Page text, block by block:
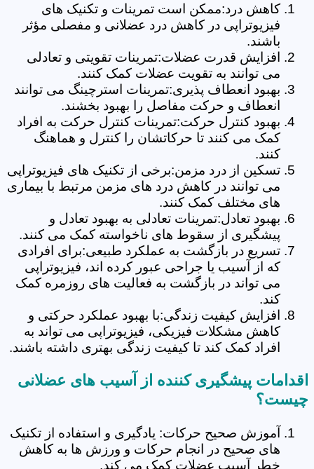
کاهش درد:ممکن است تمرینات و تکنیک های
فیزیوتراپی در کاهش درد عضلانی و مفصلی مؤثر
باشند.
افزایش قدرت عضلات:تمرینات تقویتی و تعادلی
می توانند به تقویت عضلات کمک کنند.
بهبود انعطاف پذیری:تمرینات استرچینگ می توانند
انعطاف و حرکت مفاصل را بهبود بخشند.
بهبود کنترل حرکت:تمرینات کنترل حرکت به افراد
کمک می کنند تا حرکاتشان را کنترل و هماهنگ
کنند.
تسکین از درد مزمن:برخی از تکنیک های فیزیوتراپی
می توانند در کاهش درد های مزمن مرتبط با بیماری
های مختلف کمک کنند.
بهبود تعادل:تمرینات تعادلی به بهبود تعادل و
پیشگیری از سقوط های ناخواسته کمک می کنند.
تسریع در بازگشت به عملکرد طبیعی:برای افرادی
که از آسیب یا جراحی عبور کرده اند، فیزیوتراپی
می تواند در بازگشت به فعالیت های روزمره کمک
کند.
افزایش کیفیت زندگی:با بهبود عملکرد حرکتی و
کاهش مشکلات فیزیکی، فیزیوتراپی می تواند به
افراد کمک کند تا کیفیت زندگی بهتری داشته باشند.
اقدامات پیشگیری کننده از آسیب های عضلانی
چیست؟
آموزش صحیح حرکات: یادگیری و استفاده از تکنیک
های صحیح در انجام حرکات و ورزش ها به کاهش
خطر آسیب عضلات کمک می کند.